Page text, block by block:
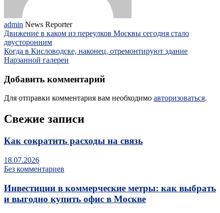
admin News Reporter
Движение в каком из переулков Москвы сегодня стало
двусторонним
Когда в Кисловодске, наконец, отремонтируют здание
Нарзанной галереи
Добавить комментарий
Для отправки комментария вам необходимо авторизоваться.
Свежие записи
Как сократить расходы на связь
18.07.2026
Без комментариев
Инвестиции в коммерческие метры: как выбрать
и выгодно купить офис в Москве